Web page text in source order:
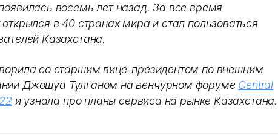
восемь лет назад. За все время
в 40 странах мира и стал пользоваться
Казахстана.
со старшим вице-президентом по внешним
Джошуа Тулганом на венчурном форуме Central
и узнала про планы сервиса на рынке Казахстана.